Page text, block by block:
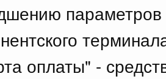
оплаты" -